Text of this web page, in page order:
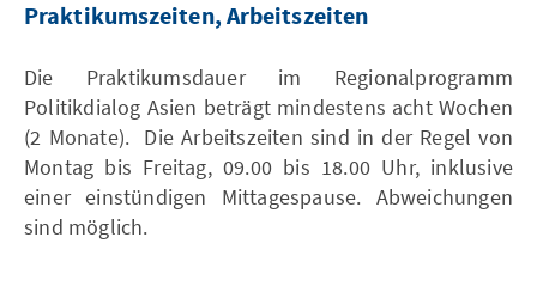
Praktikumszeiten, Arbeitszeiten
Die Praktikumsdauer im Regionalprogramm
Politikdialog Asien beträgt mindestens acht Wochen
(2 Monate). Die Arbeitszeiten sind in der Regel von
Montag bis Freitag, 09.00 bis 18.00 Uhr, inklusive
einer einstündigen Mittagespause. Abweichungen
sind möglich.